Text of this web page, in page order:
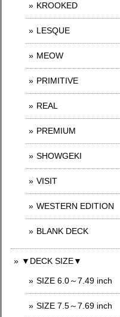
KROOKED
LESQUE
MEOW
PRIMITIVE
REAL
PREMIUM
SHOWGEKI
VISIT
WESTERN EDITION
BLANK DECK
▼DECK SIZE▼
SIZE 6.0～7.49 inch
SIZE 7.5～7.69 inch